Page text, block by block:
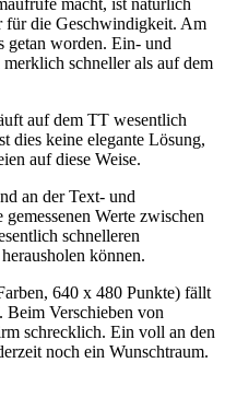
macht, ist natürlich
für die Geschwindigkeit. Am
getan worden. Ein- und
schneller als auf dem
auf dem TT wesentlich
dies keine elegante Lösung,
auf diese Weise.
an der Text- und
Werte zwischen
schnelleren
können.
640 x 480 Punkte) fällt
Verschieben von
schrecklich. Ein voll an den
noch ein Wunschtraum.